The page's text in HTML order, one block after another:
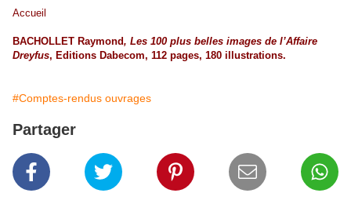
Accueil
BACHOLLET Raymond, Les 100 plus belles images de l’Affaire
Dreyfus, Editions Dabecom, 112 pages, 180 illustrations.
#Comptes-rendus ouvrages
Partager